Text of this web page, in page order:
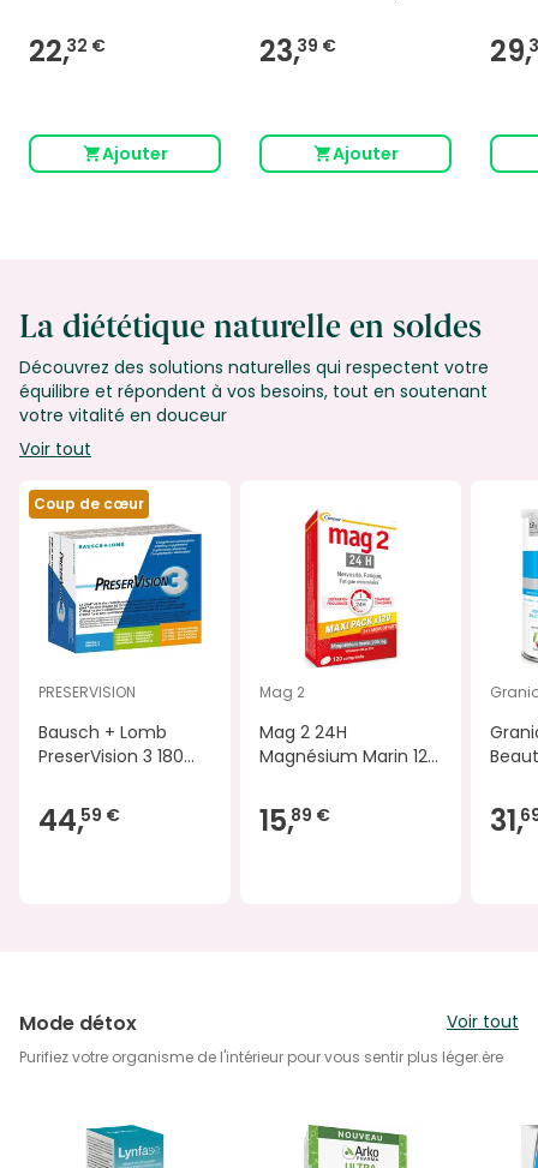
22,32 €
Ajouter
ml
23,39 €
Ajouter
30ml
29,
La diététique naturelle en soldes
Découvrez des solutions naturelles qui respectent votre
équilibre et répondent à vos besoins, tout en soutenant
votre vitalité en douceur
Voir tout
Coup de cœur
PRESERVISION
Bausch + Lomb
PreserVision 3 180
44,59 €
Mag 2
Mag 2 24H
Magnésium Marin 120
15,89 € 31,
Mode détox Voir tout
Purifiez votre organisme de l'intérieur pour vous sentir plus léger.ère